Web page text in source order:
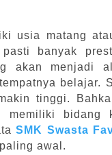
usia matang
banyak
akan menjadi
belajar.
tinggi.
bidang
SMK Swasta
awal.